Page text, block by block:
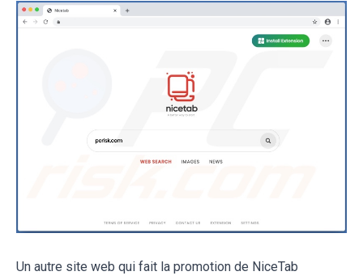
Un autre site web qui fait la promotion de NiceTab